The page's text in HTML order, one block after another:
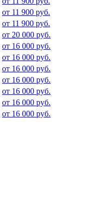
от 11 900 руб.
от 11 900 руб.
от 20 000 руб.
от 16 000 руб.
от 16 000 руб.
от 16 000 руб.
от 16 000 руб.
от 16 000 руб.
от 16 000 руб.
от 16 000 руб.